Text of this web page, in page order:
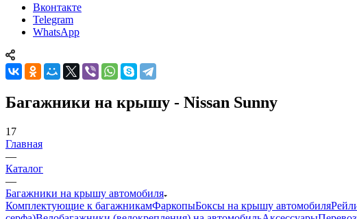
Вконтакте
Telegram
WhatsApp
Багажники на крышу - Nissan Sunny
17
Главная
—
Каталог
—
Багажники на крышу автомобиля
Комплектующие к багажникамФаркопыБоксы на крышу автомобиля